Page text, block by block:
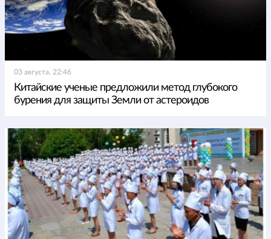
03 августа, 22:46
Китайские ученые предложили метод глубокого
бурения для защиты Земли от астероидов